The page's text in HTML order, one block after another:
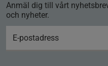
Anmäl dig till vårt
och nyheter.